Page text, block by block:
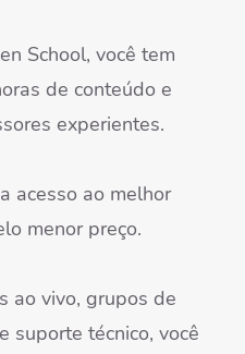
School, você tem
de conteúdo e
experientes.
acesso ao melhor
menor preço.
ao vivo, grupos de
suporte técnico, você